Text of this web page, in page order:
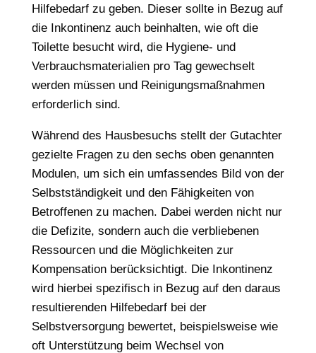
Hilfebedarf zu geben. Dieser sollte in Bezug auf
die Inkontinenz auch beinhalten, wie oft die
Toilette besucht wird, die Hygiene- und
Verbrauchsmaterialien pro Tag gewechselt
werden müssen und Reinigungsmaßnahmen
erforderlich sind.
Während des Hausbesuchs stellt der Gutachter
gezielte Fragen zu den sechs oben genannten
Modulen, um sich ein umfassendes Bild von der
Selbstständigkeit und den Fähigkeiten von
Betroffenen zu machen. Dabei werden nicht nur
die Defizite, sondern auch die verbliebenen
Ressourcen und die Möglichkeiten zur
Kompensation berücksichtigt. Die Inkontinenz
wird hierbei spezifisch in Bezug auf den daraus
resultierenden Hilfebedarf bei der
Selbstversorgung bewertet, beispielsweise wie
oft Unterstützung beim Wechsel von